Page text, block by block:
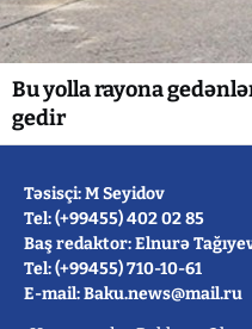
Bu yolla rayona
gedir
Təsisçi: M Seyidov
Tel: (+99455) 402 02 85
Baş redaktor: Elnurə
Tel: (+99455) 710-10-61
E-mail: Baku.news@mail.ru